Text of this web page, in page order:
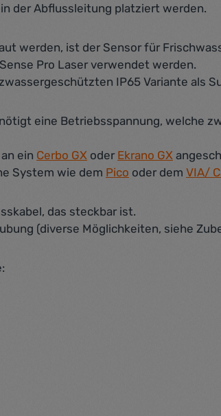
der Abflussleitung platziert werden.
werden, ist der Sensor für
Pro Laser verwendet werden.
IP65 Variante als
eine Betriebsspannung, welche
ein Cerbo GX oder Ekrano GX
System wie dem Pico oder dem VIA/
das steckbar ist.
(diverse Möglichkeiten, siehe